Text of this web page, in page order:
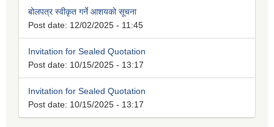
बोलपत्र स्वीकृत गर्ने आशयको सूचना
Post date: 12/02/2025 - 11:45
Invitation for Sealed Quotation
Post date: 10/15/2025 - 13:17
Invitation for Sealed Quotation
Post date: 10/15/2025 - 13:17